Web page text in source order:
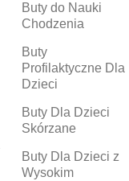
Buty do Nauki
Chodzenia
Buty
Profilaktyczne Dla
Dzieci
Buty Dla Dzieci
Skórzane
Buty Dla Dzieci z
Wysokim